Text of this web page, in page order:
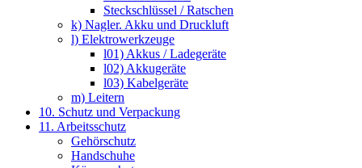
Steckschlüssel / Ratschen
k) Nagler. Akku und Druckluft
l) Elektrowerkzeuge
l01) Akkus / Ladegeräte
l02) Akkugeräte
l03) Kabelgeräte
m) Leitern
10. Schutz und Verpackung
11. Arbeitsschutz
Gehörschutz
Handschuhe